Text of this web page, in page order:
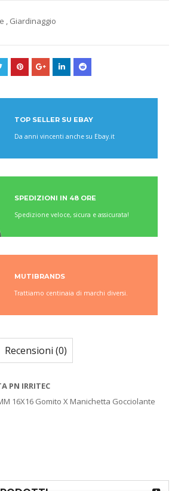
, Giardinaggio
TOP SELLER SU EBAY
Da anni vincenti anche su Ebay.it
SPEDIZIONI IN 48 ORE
Spedizione veloce, sicura e assicurata!
MUTIBRANDS
Trattiamo centinaia di marchi diversi.
Recensioni (0)
PN IRRITEC
16X16 Gomito X Manichetta Gocciolante